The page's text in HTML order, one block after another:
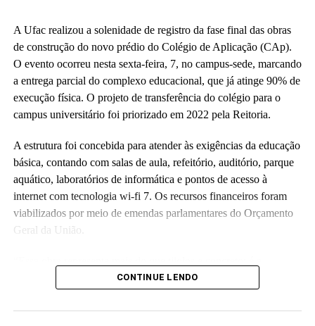
A Ufac realizou a solenidade de registro da fase final das obras
de construção do novo prédio do Colégio de Aplicação (CAp).
O evento ocorreu nesta sexta-feira, 7, no campus-sede, marcando
a entrega parcial do complexo educacional, que já atinge 90% de
execução física. O projeto de transferência do colégio para o
campus universitário foi priorizado em 2022 pela Reitoria.
A estrutura foi concebida para atender às exigências da educação
básica, contando com salas de aula, refeitório, auditório, parque
aquático, laboratórios de informática e pontos de acesso à
internet com tecnologia wi-fi 7. Os recursos financeiros foram
viabilizados por meio de emendas parlamentares do Orçamento
Geral da União.
realização de um compromisso com a qualidade da educação
reitora Guida Aquino. Ela informou que o antigo prédio do
CONTINUE LENDO